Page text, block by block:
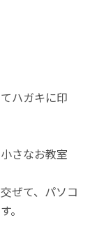
ハガキに印
さなお教室
ぜて、パソコ
。